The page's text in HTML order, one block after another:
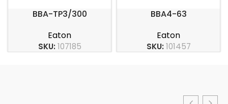
BBA-TP3/300
Eaton
SKU:107185
BBA4-63
Eaton
SKU:101457